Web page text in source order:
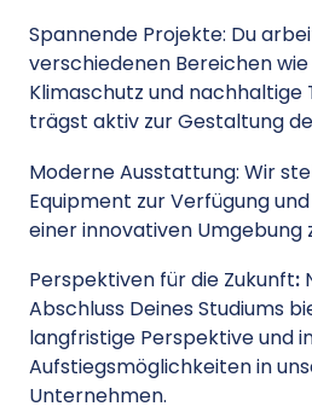
Spannende Projekte: Du
verschiedenen Bereichen
Klimaschutz und nachhaltige
trägst aktiv zur Gestaltung
Moderne Ausstattung: Wir
Equipment zur Verfügung
einer innovativen Umgebung
Perspektiven für die Zukunft:
Abschluss Deines Studiums
langfristige Perspektive und
Aufstiegsmöglichkeiten in
Unternehmen.